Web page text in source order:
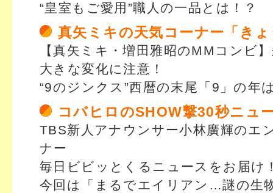
“皇室もご愛用”職人の一品とは！？
真矢ミキの天気コーナー「き
【真矢ミキ・増田雅昭のMMコンビ
大きな変化に注意！
“9のジンクス”西暦の末尾「9」の年
コバヒロのSHOW撃30秒ニュ
TBS新人アナウンサー小林廣輝のエ
ナー
毎日ビビッとくるニュースをお届け
今回は「まるでエイリアン…謎の生